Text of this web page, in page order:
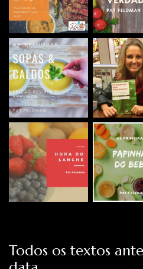
Todos os textos